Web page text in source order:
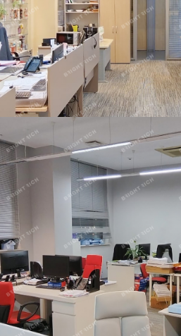
звонок продавца
имя:
телефон: